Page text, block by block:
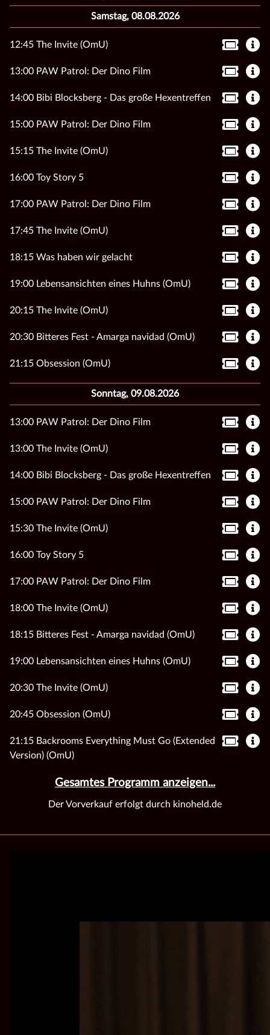
Samstag, 08.08.2026
12:45 The Invite (OmU)
13:00 PAW Patrol: Der Dino Film
14:00 Bibi Blocksberg - Das große Hexentreffen
15:00 PAW Patrol: Der Dino Film
15:15 The Invite (OmU)
16:00 Toy Story 5
17:00 PAW Patrol: Der Dino Film
17:45 The Invite (OmU)
18:15 Was haben wir gelacht
19:00 Lebensansichten eines Huhns (OmU)
20:15 The Invite (OmU)
20:30 Bitteres Fest - Amarga navidad (OmU)
21:15 Obsession (OmU)
Sonntag, 09.08.2026
13:00 PAW Patrol: Der Dino Film
13:00 The Invite (OmU)
14:00 Bibi Blocksberg - Das große Hexentreffen
15:00 PAW Patrol: Der Dino Film
15:30 The Invite (OmU)
16:00 Toy Story 5
17:00 PAW Patrol: Der Dino Film
18:00 The Invite (OmU)
18:15 Bitteres Fest - Amarga navidad (OmU)
19:00 Lebensansichten eines Huhns (OmU)
20:30 The Invite (OmU)
20:45 Obsession (OmU)
21:15 Backrooms Everything Must Go (Extended
Version) (OmU)
Gesamtes Programm anzeigen...
Der Vorverkauf erfolgt durch kinoheld.de